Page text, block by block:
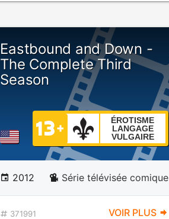
Eastbound and Down -
The Complete Third
Season
ÉROTISME
LANGAGE
VULGAIRE
2012 Série télévisée comique
371991 VOIR PLUS